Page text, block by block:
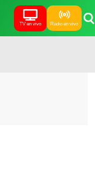
TV en vivo Radio en vivo